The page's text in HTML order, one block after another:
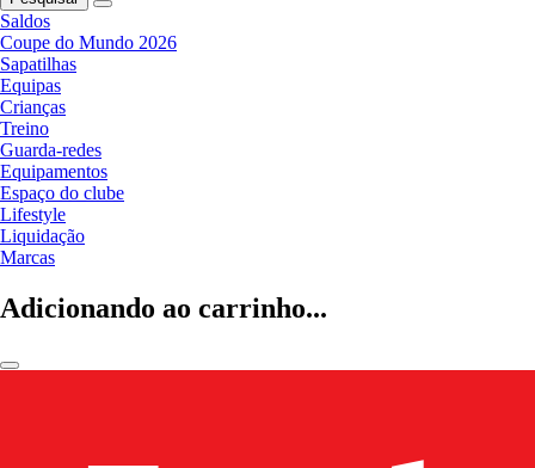
Saldos
Coupe do Mundo 2026
Sapatilhas
Equipas
Crianças
Treino
Guarda-redes
Equipamentos
Espaço do clube
Lifestyle
Liquidação
Marcas
Adicionando ao carrinho...